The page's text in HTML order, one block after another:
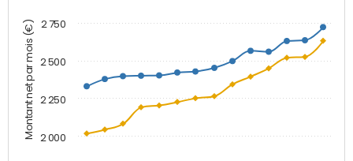
Montant net par mois (€) 2 000
2 250
2 500
2 750